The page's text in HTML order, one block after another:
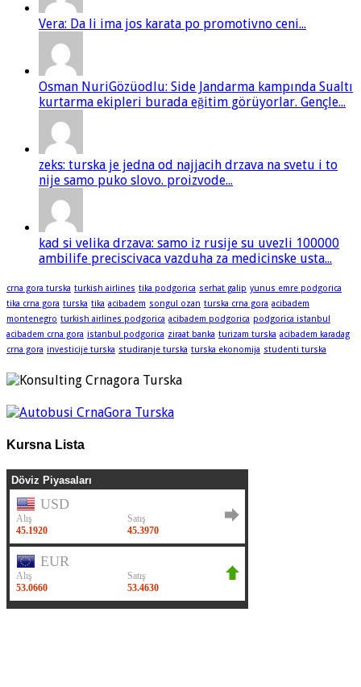
Vera: Da li ima jos karata po promotivno ceni...
Osman NuriGözüodlu: Side Jandarma kampında Sualtı
kurtarma ekipleri burada eğitim görüyorlar. Gençle...
zeks: turska je jedna od najjacih drzava na svetu i to
nije samo puko slovo. proizvode...
kad si velika drzava: samo iz rusije su uvezli 100000
ambilife preciscivaca vazduha za medicinske usta...
crna gora turska turkish airlines tika podgorica serhat galip yunus emre podgorica
tika crna gora turska tika acibadem songul ozan turska crna gora acibadem
montenegro turkish airlines podgorica acibadem podgorica podgorica istanbul
acibadem crna gora istanbul podgorica ziraat banka turizam turska acibadem karadag
crna gora investicije turska studiranje turska turska ekonomija studenti turska
Kursna Lista